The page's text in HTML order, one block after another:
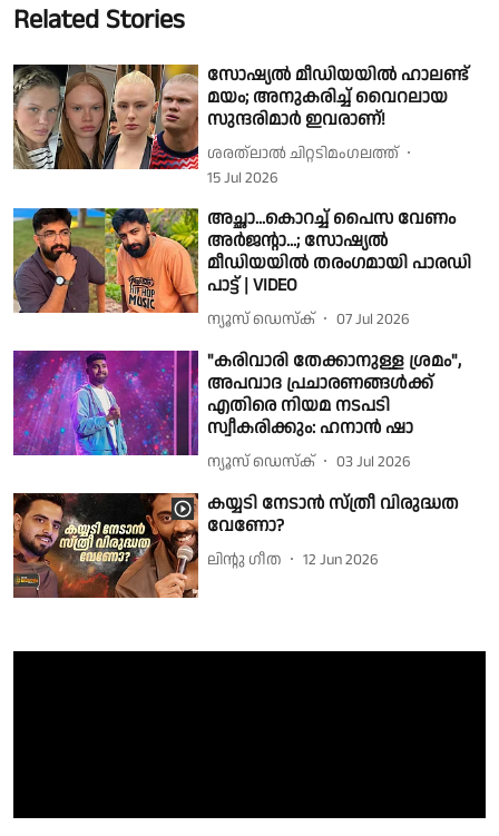
Related Stories
സോഷ്യൽ മീഡിയയിൽ ഹാലണ്ട്
മയം; അനുകരിച്ച് വൈറലായ
സുന്ദരിമാർ ഇവരാണ്!
ശരത്‌ലാൽ ചിറ്റടിമംഗലത്ത്
15 Jul 2026
അച്ഛാ...കൊറച്ച് പൈസ വേണം
അർജൻ്റാ...; സോഷ്യൽ
മീഡിയയിൽ തരംഗമായി പാരഡി
പാട്ട് | VIDEO
ന്യൂസ് ഡെസ്ക് 07 Jul 2026
"കരിവാരി തേക്കാനുള്ള ശ്രമം",
അപവാദ പ്രചാരണങ്ങൾക്ക്
എതിരെ നിയമ നടപടി
സ്വീകരിക്കും: ഹനാൻ ഷാ
ന്യൂസ് ഡെസ്ക് 03 Jul 2026
കയ്യടി നേടാൻ സ്ത്രീ വിരുദ്ധത
വേണോ?
ലിൻ്റു ഗീത 12 Jun 2026